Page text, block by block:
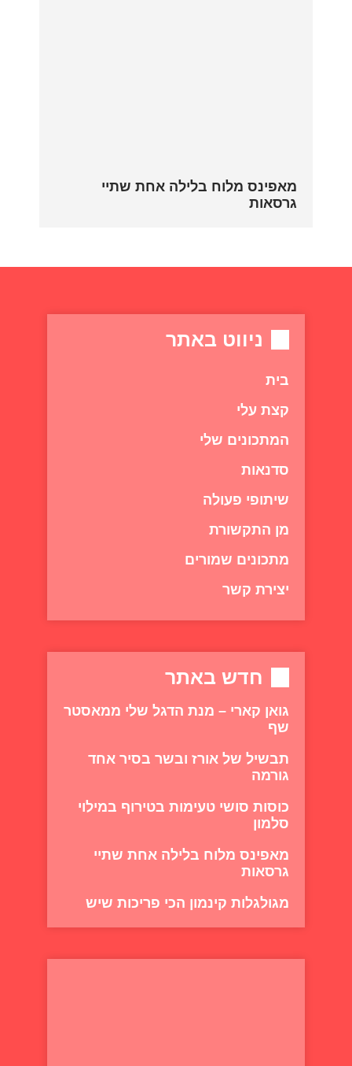
מאפינס מלוח בלילה אחת שתיי
גרסאות
ניווט באתר
בית
קצת עלי
המתכונים שלי
סדנאות
שיתופי פעולה
מן התקשורת
מתכונים שמורים
יצירת קשר
חדש באתר
גואן קארי – מנת הדגל שלי ממאסטר
שף
תבשיל של אורז ובשר בסיר אחד
גורמה
כוסות סושי טעימות בטירוף במילוי
סלמון
מאפינס מלוח בלילה אחת שתיי
גרסאות
מגולגלות קינמון הכי פריכות שיש